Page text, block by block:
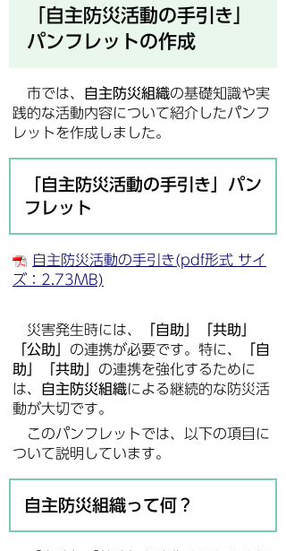
「自主防災活動の手引き」
パンフレットの作成
市では、 自主防災組織の基礎知識や実
践的な活動内容について紹介したパンフ
レットを作成しました。
「自主防災活動の手引き」パン
フレット
自主防災活動の手引き(pdf形式 サイ
ズ：2.73MB)
災害発生時には、
「自助」「共助」
「公助」 の連携が必要です。特に、
「自
助」「共助」 の連携を強化するために
は、
自主防災組織による継続的な防災活
動が大切です。
このパンフレットでは、以下の項目に
ついて説明しています。
自主防災組織って何？